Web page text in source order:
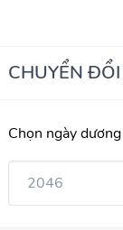
CHUYỂN
Chọn ngày